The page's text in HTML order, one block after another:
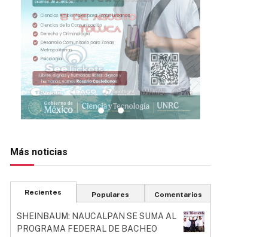
Más noticias
Recientes Populares Comentarios
SHEINBAUM: NAUCALPAN SE SUMA AL
PROGRAMA FEDERAL DE BACHEO